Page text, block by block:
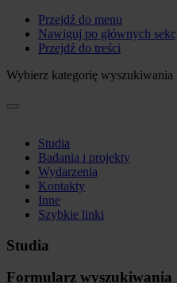
Przejdź do menu
Nawiguj po głównych
Przejdź do treści
Wybierz kategorię wyszukiwania
Studia
Badania i projekty
Wydarzenia
Kontakty
Inne
Szybkie linki
Studia
Formularz wyszukiwania